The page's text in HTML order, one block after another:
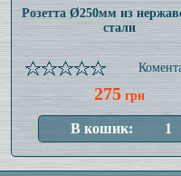
Розетта Ø250мм из
стали
275 грн